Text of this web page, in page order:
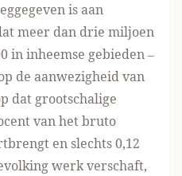
is aan
meer dan drie miljoen
in inheemse gebieden –
de aanwezigheid van
dat grootschalige
van het bruto
en slechts 0,12
werk verschaft,